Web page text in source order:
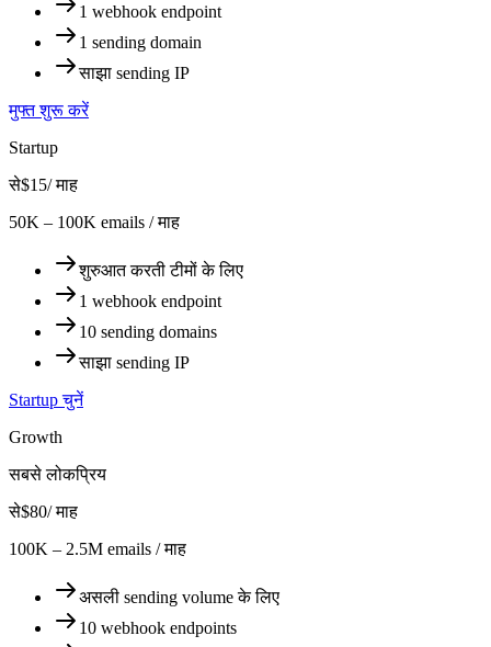
1 webhook endpoint
1 sending domain
साझा sending IP
मुफ्त शुरू करें
Startup
से$15/ माह
50K – 100K emails / माह
शुरुआत करती टीमों के लिए
1 webhook endpoint
10 sending domains
साझा sending IP
Startup चुनें
Growth
सबसे लोकप्रिय
से$80/ माह
100K – 2.5M emails / माह
असली sending volume के लिए
10 webhook endpoints